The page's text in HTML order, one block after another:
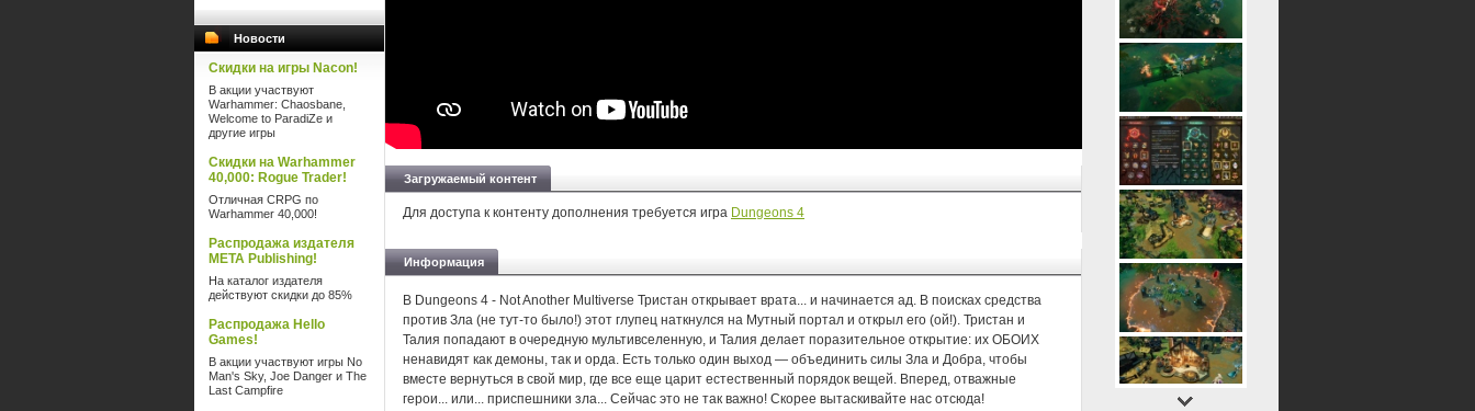
Новости
Скидки на игры Nacon!
В акции участвуют
Warhammer: Chaosbane,
Welcome to ParadiZe и
другие игры
Скидки на Warhammer
40,000: Rogue Trader!
Отличная CRPG по
Warhammer 40,000!
Распродажа издателя
META Publishing!
На каталог издателя
действуют скидки до 85%
Распродажа Hello
Games!
В акции участвуют игры No
Man's Sky, Joe Danger и The
Last Campfire
Загружаемый контент
Для доступа к контенту дополнения требуется игра Dungeons 4
Информация
В Dungeons 4 - Not Another Multiverse Тристан открывает врата... и начинается ад. В поисках средства
против Зла (не тут-то было!) этот глупец наткнулся на Мутный портал и открыл его (ой!). Тристан и
Талия попадают в очередную мультивселенную, и Талия делает поразительное открытие: их ОБОИХ
ненавидят как демоны, так и орда. Есть только один выход — объединить силы Зла и Добра, чтобы
вместе вернуться в свой мир, где все еще царит естественный порядок вещей. Вперед, отважные
герои... или... приспешники зла... Сейчас это не так важно! Скорее вытаскивайте нас отсюда!